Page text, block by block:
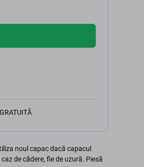
noul capac dacă capacul
de cădere, fie de uzură. Piesă